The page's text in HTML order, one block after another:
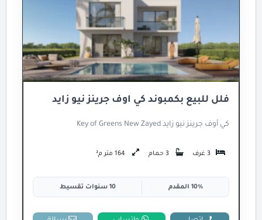
فلل للبيع بكمبوند كي اوف جرينز نيو زايد
كي أوف جرينز نيو زايد Key of Greens New Zayed
3 غرف 3 حمام 164 متر م²
10% المقدم 10 سنوات تقسيط